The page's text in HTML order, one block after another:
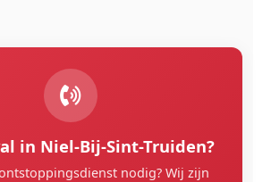
in Niel-Bij-Sint-Truiden?
nodig? Wij zijn